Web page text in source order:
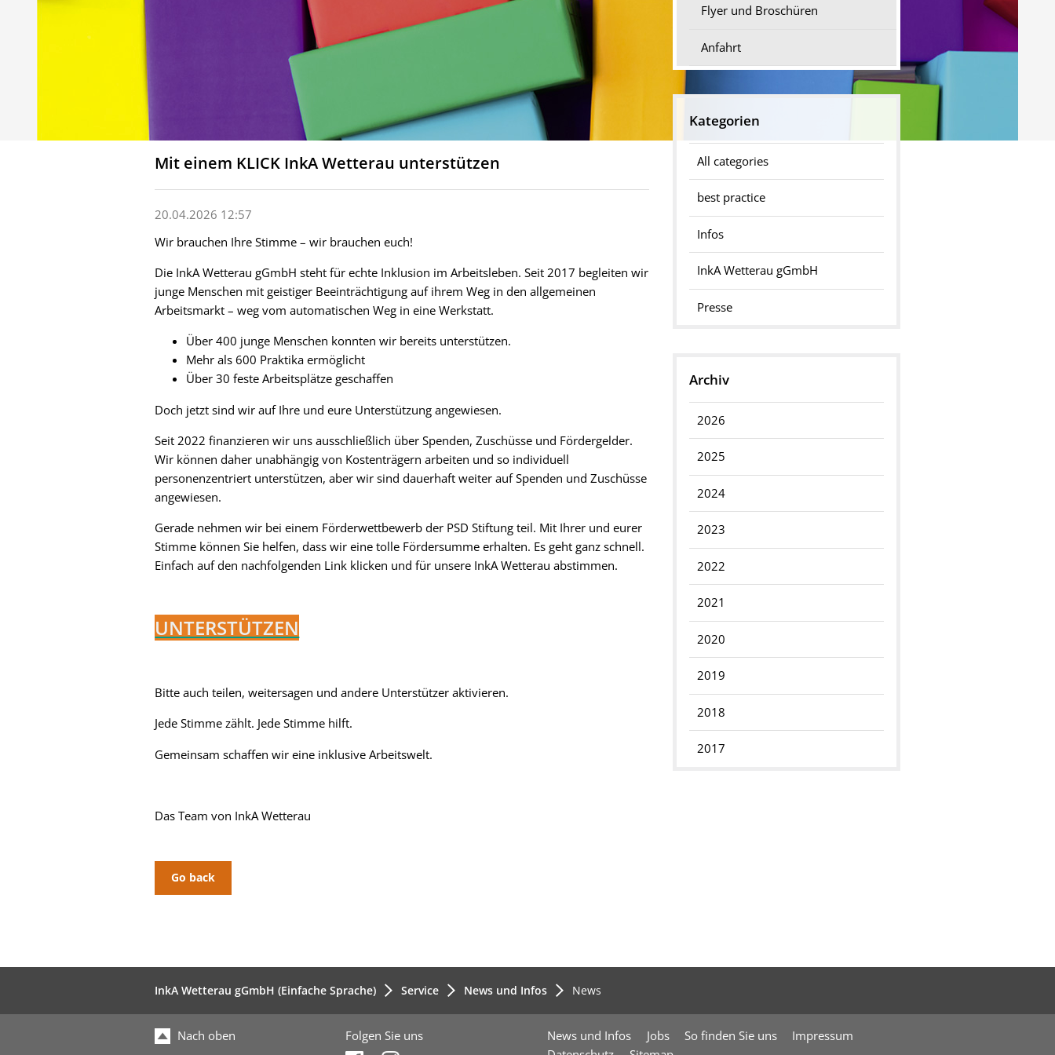
Mit einem KLICK InkA Wetterau unterstützen
20.04.2026 12:57
Wir brauchen Ihre Stimme – wir brauchen euch!
Die InkA Wetterau gGmbH steht für echte Inklusion im Arbeitsleben. Seit 2017 begleiten wir
junge Menschen mit geistiger Beeinträchtigung auf ihrem Weg in den allgemeinen
Arbeitsmarkt – weg vom automatischen Weg in eine Werkstatt.
Über 400 junge Menschen konnten wir bereits unterstützen.
Mehr als 600 Praktika ermöglicht
Über 30 feste Arbeitsplätze geschaffen
Doch jetzt sind wir auf Ihre und eure Unterstützung angewiesen.
Seit 2022 finanzieren wir uns ausschließlich über Spenden, Zuschüsse und Fördergelder.
Wir können daher unabhängig von Kostenträgern arbeiten und so individuell
personenzentriert unterstützen, aber wir sind dauerhaft weiter auf Spenden und Zuschüsse
angewiesen.
Gerade nehmen wir bei einem Förderwettbewerb der PSD Stiftung teil. Mit Ihrer und eurer
Stimme können Sie helfen, dass wir eine tolle Fördersumme erhalten. Es geht ganz schnell.
Einfach auf den nachfolgenden Link klicken und für unsere InkA Wetterau abstimmen.
UNTERSTÜTZEN
Bitte auch teilen, weitersagen und andere Unterstützer aktivieren.
Jede Stimme zählt. Jede Stimme hilft.
Gemeinsam schaffen wir eine inklusive Arbeitswelt.
Das Team von InkA Wetterau
Go back
Flyer und Broschüren
Anfahrt
Kategorien
All categories
best practice
Infos
InkA Wetterau gGmbH
Presse
Archiv
2026
2025
2024
2023
2022
2021
2020
2019
2018
2017
InkA Wetterau gGmbH (Einfache Sprache) Service News und Infos News
Nach oben Folgen Sie uns News und Infos Jobs So finden Sie uns
Impressum